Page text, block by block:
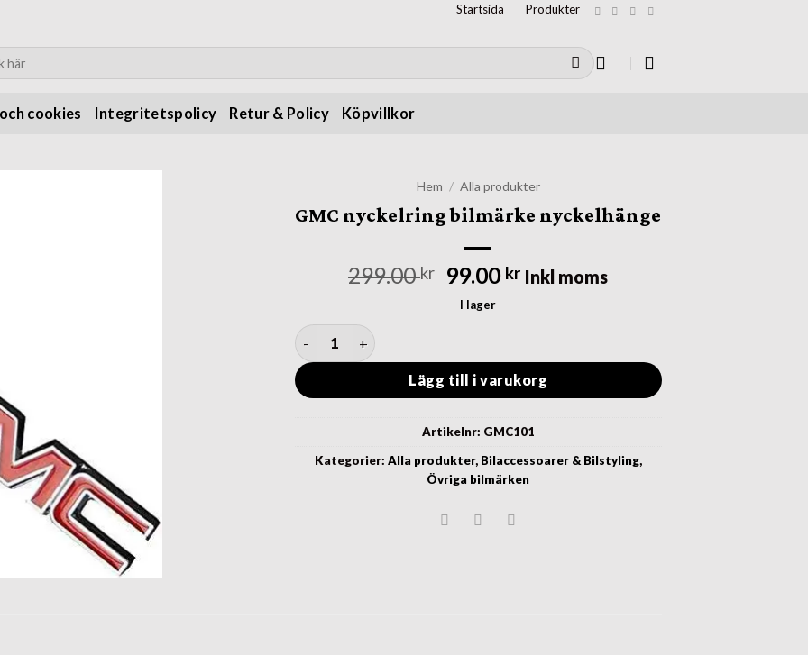
Startsida Produkter
cookies Integritetspolicy Retur & Policy Köpvillkor
Hem / Alla produkter
GMC nyckelring bilmärke nyckelhänge
299.00kr
Det
ursprungliga
priset
299.00 kr.
99.00 krDet
99.00 kr.
Inkl moms
I lager
GMC nyckelring bilmärke nyckelhänge mängd
Lägg till i varukorg
Artikelnr: GMC101
Kategorier: Alla produkter, Bilaccessoarer & Bilstyling,
Övriga bilmärken